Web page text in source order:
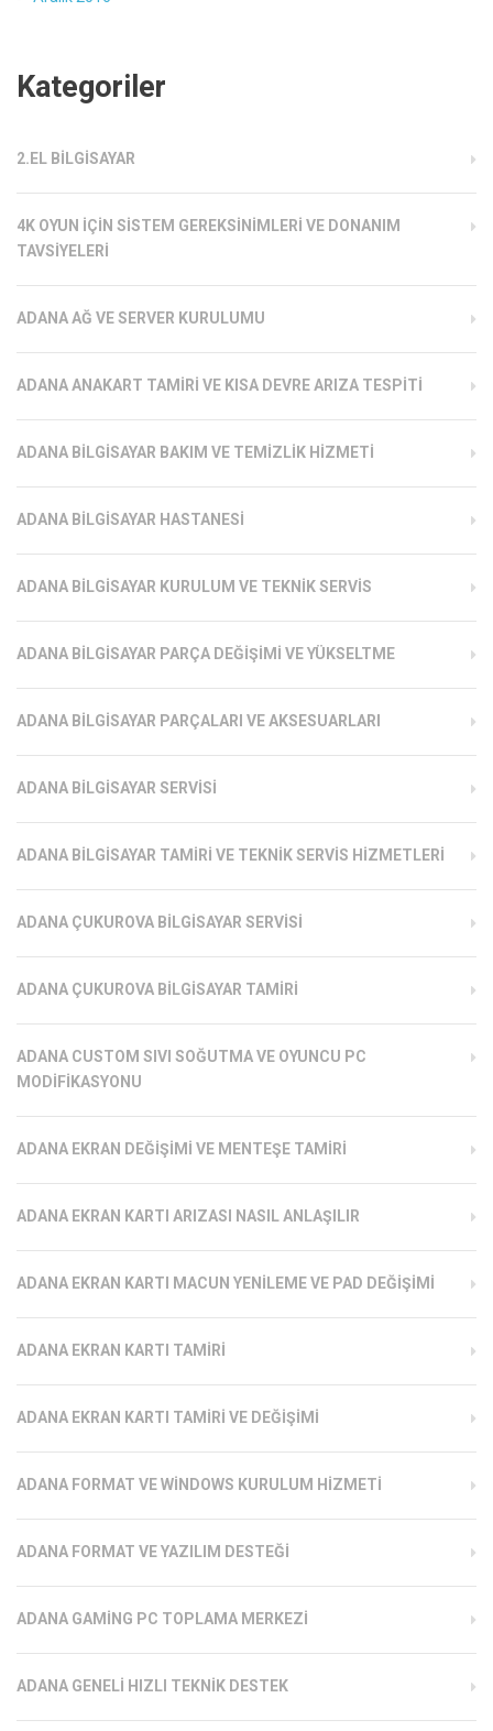
Kategoriler
2.EL BILGISAYAR
4K OYUN İÇIN SISTEM GEREKSINIMLERI VE DONANIM
TAVSIYELERI
ADANA AĞ VE SERVER KURULUMU
ADANA ANAKART TAMIRI VE KISA DEVRE ARIZA TESPITI
ADANA BILGISAYAR BAKIM VE TEMIZLIK HIZMETI
ADANA BILGISAYAR HASTANESI
ADANA BILGISAYAR KURULUM VE TEKNIK SERVIS
ADANA BILGISAYAR PARÇA DEĞIŞIMI VE YÜKSELTME
ADANA BILGISAYAR PARÇALARI VE AKSESUARLARI
ADANA BILGISAYAR SERVISI
ADANA BILGISAYAR TAMIRI VE TEKNIK SERVIS HIZMETLERI
ADANA ÇUKUROVA BILGISAYAR SERVISI
ADANA ÇUKUROVA BILGISAYAR TAMIRI
ADANA CUSTOM SIVI SOĞUTMA VE OYUNCU PC
MODIFIKASYONU
ADANA EKRAN DEĞIŞIMI VE MENTEŞE TAMIRI
ADANA EKRAN KARTI ARIZASI NASIL ANLAŞILIR
ADANA EKRAN KARTI MACUN YENILEME VE PAD DEĞIŞIMI
ADANA EKRAN KARTI TAMIRI
ADANA EKRAN KARTI TAMIRI VE DEĞIŞIMI
ADANA FORMAT VE WINDOWS KURULUM HIZMETI
ADANA FORMAT VE YAZILIM DESTEĞI
ADANA GAMING PC TOPLAMA MERKEZI
ADANA GENELI HIZLI TEKNIK DESTEK